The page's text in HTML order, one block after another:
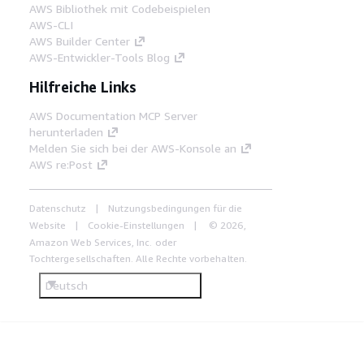
AWS Bibliothek mit Codebeispielen
AWS-CLI
AWS Builder Center
AWS-Entwickler-Tools Blog
Hilfreiche Links
AWS Documentation MCP Server
herunterladen
Melden Sie sich bei der AWS-Konsole an
AWS re:Post
Datenschutz
Nutzungsbedingungen für die
Website
Cookie-Einstellungen
© 2026,
Amazon Web Services, Inc. oder
Tochtergesellschaften. Alle Rechte vorbehalten.
Deutsch